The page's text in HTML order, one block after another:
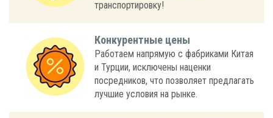
транспортировку!
Конкурентные цены
Работаем напрямую с фабриками Китая
и Турции, исключены наценки
посредников, что позволяет предлагать
лучшие условия на рынке.